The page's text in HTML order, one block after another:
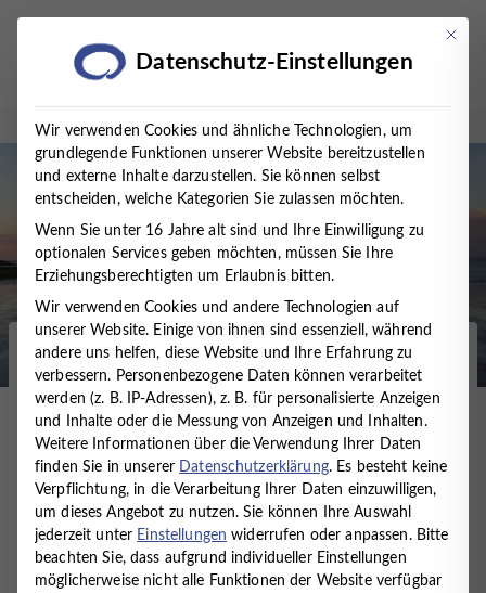
Startseite / Presse /Veranstaltungen / Fort-/
Weiterbildung Autogenes Training – Grundstufe
Fort-/ Weiterbildung
Autogenes Training –
Grundstufe
19. September 2023
Mit
Datenschutz-Einstellungen
Wir verwenden Cookies und ähnliche Technologien, um
grundlegende Funktionen unserer Website bereitzustellen
und externe Inhalte darzustellen. Sie können selbst
entscheiden, welche Kategorien Sie zulassen möchten.
Wenn Sie unter 16 Jahre alt sind und Ihre Einwilligung zu
optionalen Services geben möchten, müssen Sie Ihre
Erziehungsberechtigten um Erlaubnis bitten.
Wir verwenden Cookies und andere Technologien auf
unserer Website. Einige von ihnen sind essenziell, während
andere uns helfen, diese Website und Ihre Erfahrung zu
verbessern. Personenbezogene Daten können verarbeitet
werden (z. B. IP-Adressen), z. B. für personalisierte Anzeigen
und Inhalte oder die Messung von Anzeigen und Inhalten.
Weitere Informationen über die Verwendung Ihrer Daten
finden Sie in unserer Datenschutzerklärung. Es besteht keine
Verpflichtung, in die Verarbeitung Ihrer Daten einzuwilligen,
um dieses Angebot zu nutzen. Sie können Ihre Auswahl
jederzeit unter Einstellungen widerrufen oder anpassen. Bitte
beachten Sie, dass aufgrund individueller Einstellungen
möglicherweise nicht alle Funktionen der Website verfügbar